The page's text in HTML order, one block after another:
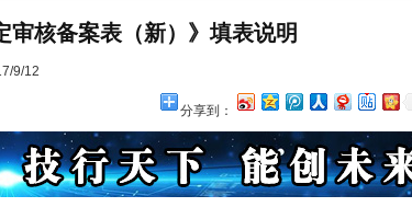
核备案表（新）》填表说明
9/12
分享到：